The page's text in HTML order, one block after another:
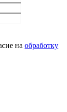
на обработку